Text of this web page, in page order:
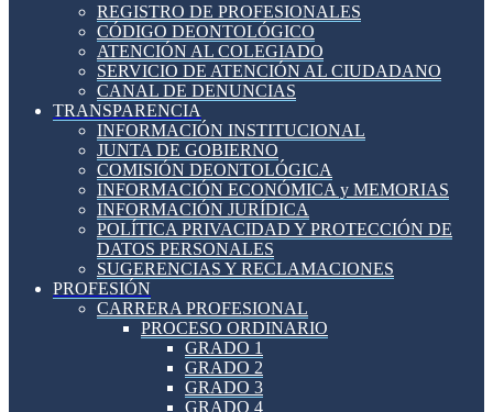
REGISTRO DE PROFESIONALES
CÓDIGO DEONTOLÓGICO
ATENCIÓN AL COLEGIADO
SERVICIO DE ATENCIÓN AL CIUDADANO
CANAL DE DENUNCIAS
TRANSPARENCIA
INFORMACIÓN INSTITUCIONAL
JUNTA DE GOBIERNO
COMISIÓN DEONTOLÓGICA
INFORMACIÓN ECONÓMICA y MEMORIAS
INFORMACIÓN JURÍDICA
POLÍTICA PRIVACIDAD Y PROTECCIÓN DE
DATOS PERSONALES
SUGERENCIAS Y RECLAMACIONES
PROFESIÓN
CARRERA PROFESIONAL
PROCESO ORDINARIO
GRADO 1
GRADO 2
GRADO 3
GRADO 4